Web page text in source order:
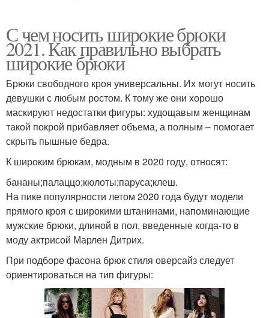
С чем носить широкие брюки
2021. Как правильно выбрать
широкие брюки
Брюки свободного кроя универсальны. Их могут носить
девушки с любым ростом. К тому же они хорошо
маскируют недостатки фигуры: худощавым женщинам
такой покрой прибавляет объема, а полным – помогает
скрыть пышные бедра.
К широким брюкам, модным в 2020 году, относят:
бананы;палаццо;кюлоты;паруса;клеш.
На пике популярности летом 2020 года будут модели
прямого кроя с широкими штанинами, напоминающие
мужские брюки, длиной в пол, введенные когда-то в
моду актрисой Марлен Дитрих.
При подборе фасона брюк стиля оверсайз следует
ориентироваться на тип фигуры: